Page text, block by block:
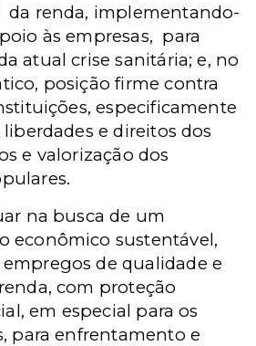
da renda, implementando-
às empresas, para
atual crise sanitária; e, no
posição firme contra
especificamente
e direitos dos
e valorização dos
na busca de um
econômico sustentável,
de qualidade e
com proteção
em especial para os
para enfrentamento e